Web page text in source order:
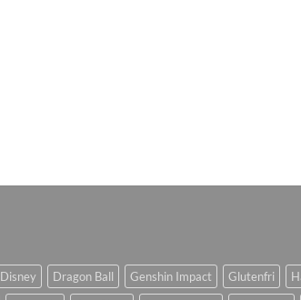
Disney Dragon Ball Genshin Impact Glutenfri